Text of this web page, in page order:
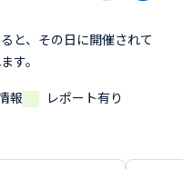
と、その日に開催されて
す。
報 レポート有り